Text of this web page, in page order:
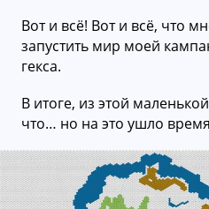
Вот и всё! Вот и всё, что
запустить мир моей
гекса.
В итоге, из этой
что… но на это ушло